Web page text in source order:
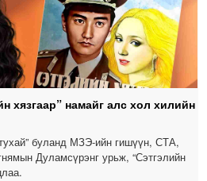
хязгаар” намайг алс хол хилийн
буланд МЗЭ-ийн гишүүн, СТА,
Дуламсүрэнг урьж, “Сэтгэлийн